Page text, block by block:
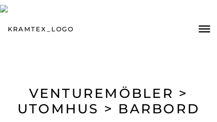
VENTUREMÖBLER >
UTOMHUS > BARBORD